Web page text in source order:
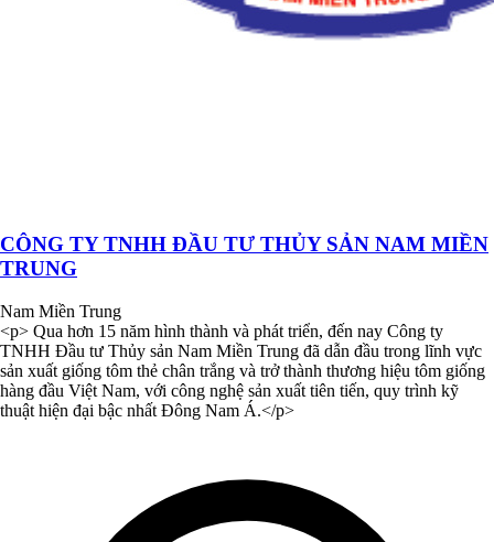
CÔNG TY TNHH ĐẦU TƯ THỦY SẢN NAM MIỀN
TRUNG
Nam Miền Trung
<p> Qua hơn 15 năm hình thành và phát triển, đến nay Công ty
TNHH Đầu tư Thủy sản Nam Miền Trung đã dẫn đầu trong lĩnh vực
sản xuất giống tôm thẻ chân trắng và trở thành thương hiệu tôm giống
hàng đầu Việt Nam, với công nghệ sản xuất tiên tiến, quy trình kỹ
thuật hiện đại bậc nhất Đông Nam Á.</p>